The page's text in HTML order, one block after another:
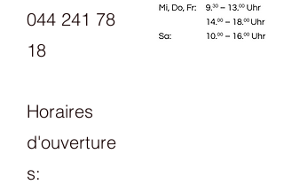
044 241 78
18
Horaires
d'ouverture
s: